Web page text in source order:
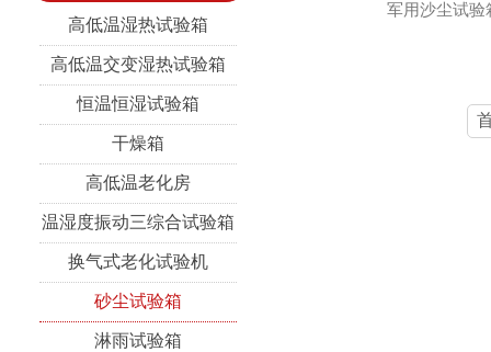
高低温湿热试验箱
高低温交变湿热试验箱
恒温恒湿试验箱
干燥箱
高低温老化房
温湿度振动三综合试验箱
换气式老化试验机
砂尘试验箱
淋雨试验箱
军用沙尘试验